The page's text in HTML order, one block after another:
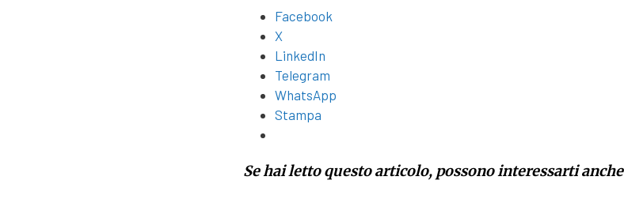
Facebook
X
LinkedIn
Telegram
WhatsApp
Stampa
Se hai letto questo articolo, possono interessarti anche